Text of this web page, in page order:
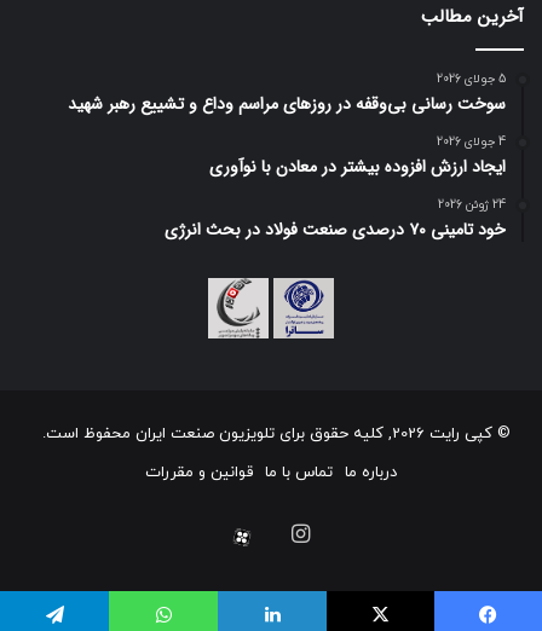
آخرین مطالب
5 جولای 2026
سوخت رسانی بی‌وقفه در روز‌های مراسم وداع و تشییع رهبر شهید
4 جولای 2026
ایجاد ارزش افزوده بیشتر در معادن با نوآوری
24 ژوئن 2026
خود تامینی ۷۰ درصدی صنعت فولاد در بحث انرژی
© کپی رایت 2026, کلیه حقوق برای تلویزیون صنعت ایران محفوظ است.
درباره ما تماس با ما قوانین و مقررات
اینستاگرام